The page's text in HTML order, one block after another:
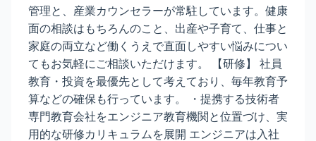
管理と、産業カウンセラーが常駐しています。健康
面の相談はもちろんのこと、出産や子育て、仕事と
家庭の両立など働くうえで直面しやすい悩みについ
てもお気軽にご相談いただけます。 【研修】 社員
教育・投資を最優先として考えており、毎年教育予
算などの確保も行っています。 ・提携する技術者
専門教育会社をエンジニア教育機関と位置づけ、実
用的な研修カリキュラムを展開 エンジニアは入社